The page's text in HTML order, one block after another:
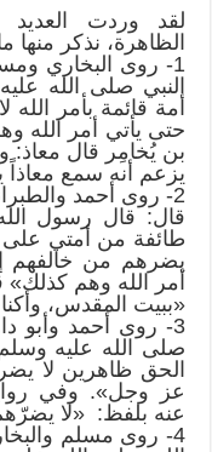
لقد وردت العديد
الظاهرة، نذكر منها
1- روى البخاري
النبي صلى الله
أمة قائمة بأمر
حتى يأتي أمر الله
بن يُخامِر قال معاذ:
يزعم أنه سمع
2- روى أحمد
قال: قال رسول
طائفة من أمتي على
يضرهم من خالفهم
أمر الله وهم كذلك»
«ببيت المقدس،
3- روى أحمد وأبو
صلى الله عليه
الحق ظاهرين لا
عز وجل». وفي
عنه بلفظ: «لا
4- روى مسلم